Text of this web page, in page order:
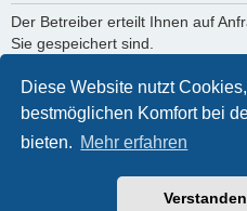
Diese Website nutzt
bestmöglichen Komfort bei
bieten. Mehr erfahren
Der Betreiber erteilt Ihnen auf
Sie gespeichert sind.
Sie können jederzeit die
verlangen. Kontaktieren Sie
Powered byphpBB® Forum